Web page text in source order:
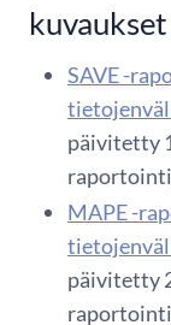
kuvaukset
SAVE -
päivitetty
MAPE -
päivitetty